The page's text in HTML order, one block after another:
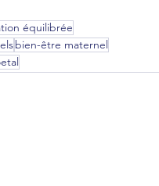
équilibrée
bien-être maternel